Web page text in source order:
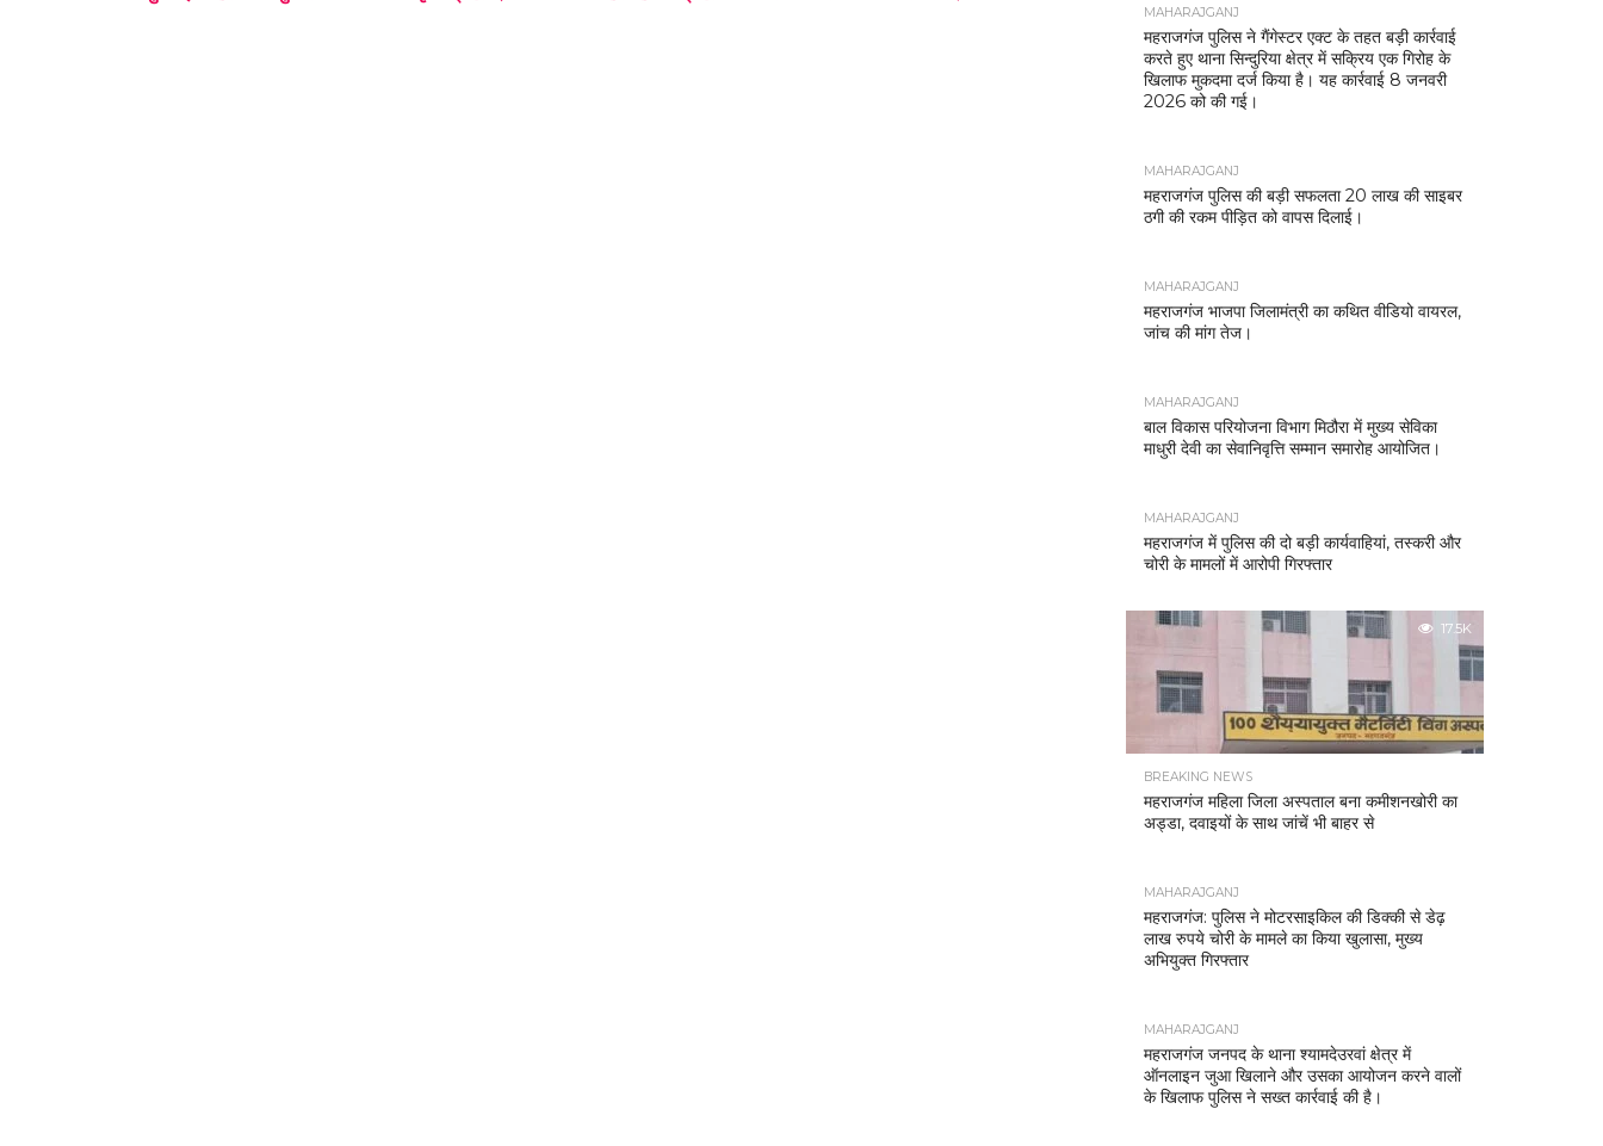
MAHARAJGANJ
महराजगंज पुलिस ने गैंगेस्टर एक्ट के तहत बड़ी कार्रवाई
करते हुए थाना सिन्दुरिया क्षेत्र में सक्रिय एक गिरोह के
खिलाफ मुकदमा दर्ज किया है। यह कार्रवाई 8 जनवरी
2026 को की गई।
MAHARAJGANJ
महराजगंज पुलिस की बड़ी सफलता 20 लाख की साइबर
ठगी की रकम पीड़ित को वापस दिलाई।
MAHARAJGANJ
महराजगंज भाजपा जिलामंत्री का कथित वीडियो वायरल,
जांच की मांग तेज।
MAHARAJGANJ
बाल विकास परियोजना विभाग मिठौरा में मुख्य सेविका
माधुरी देवी का सेवानिवृत्ति सम्मान समारोह आयोजित।
MAHARAJGANJ
महराजगंज में पुलिस की दो बड़ी कार्यवाहियां, तस्करी और
चोरी के मामलों में आरोपी गिरफ्तार
17.5K
BREAKING NEWS
महराजगंज महिला जिला अस्पताल बना कमीशनखोरी का
अड्डा, दवाइयों के साथ जांचें भी बाहर से
MAHARAJGANJ
महराजगंज: पुलिस ने मोटरसाइकिल की डिक्की से डेढ़
लाख रुपये चोरी के मामले का किया खुलासा, मुख्य
अभियुक्त गिरफ्तार
MAHARAJGANJ
महराजगंज जनपद के थाना श्यामदेउरवां क्षेत्र में
ऑनलाइन जुआ खिलाने और उसका आयोजन करने वालों
के खिलाफ पुलिस ने सख्त कार्रवाई की है।